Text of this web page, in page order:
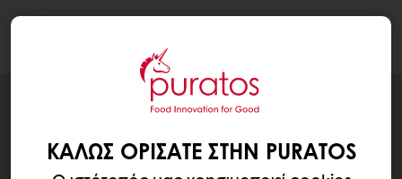
ΚΑΛΏΣ ΟΡΊΣΑΤΕ ΣΤΗΝ PURATOS